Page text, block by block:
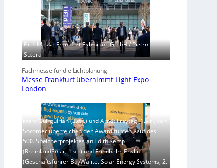
Bild: Messe Frankfurt Exhibition GmbH / Pietro
Sutera
Fachmesse für die Lichtplanung
Messe Frankfurt übernimmt Light Expo
London
Marc Guirguirian (2.v.r.) und Arndt Freytag (1.v.r.) von
Socomec überreichen den Award fürden Kauf des
500. Speicherprojektes an Edith Kemp
(RheinlandSolar, 1.v.l.) und Friedhelm Enslin
(Geschäftsführer BayWa r.e. Solar Energy Systems, 2.